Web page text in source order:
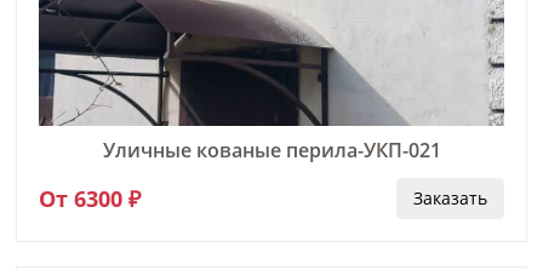
Уличные кованые перила-УКП-021
От 6300 ₽ Заказать